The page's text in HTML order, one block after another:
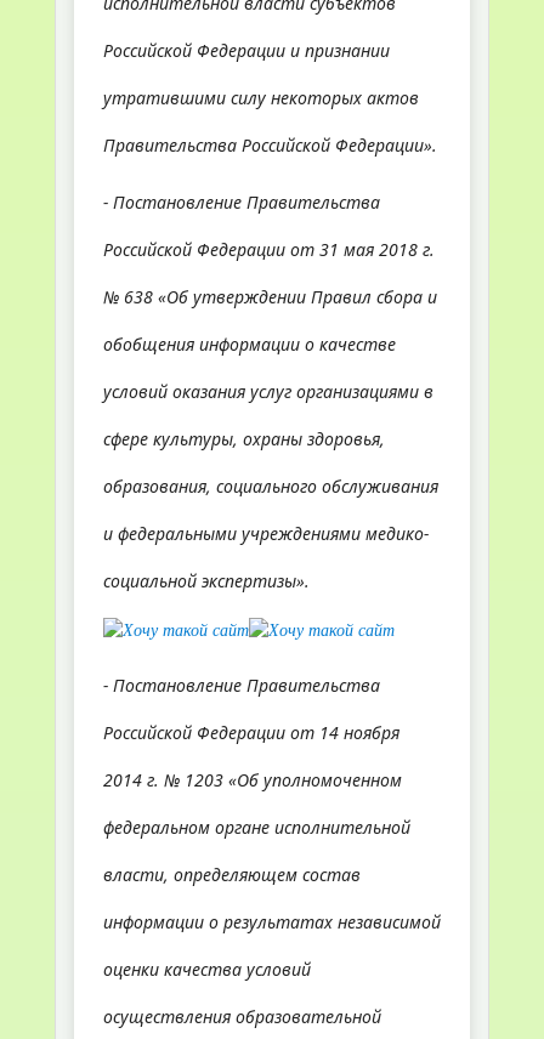
Российской Федерации и признании
утратившими силу некоторых актов
Правительства Российской Федерации».
- Постановление Правительства
Российской Федерации от 31 мая 2018 г.
№ 638 «Об утверждении Правил сбора и
обобщения информации о качестве
условий оказания услуг организациями в
сфере культуры, охраны здоровья,
образования, социального обслуживания
и федеральными учреждениями медико-
социальной экспертизы».
- Постановление Правительства
Российской Федерации от 14 ноября
2014 г. № 1203 «Об уполномоченном
федеральном органе исполнительной
власти, определяющем состав
информации о результатах независимой
оценки качества условий
осуществления образовательной